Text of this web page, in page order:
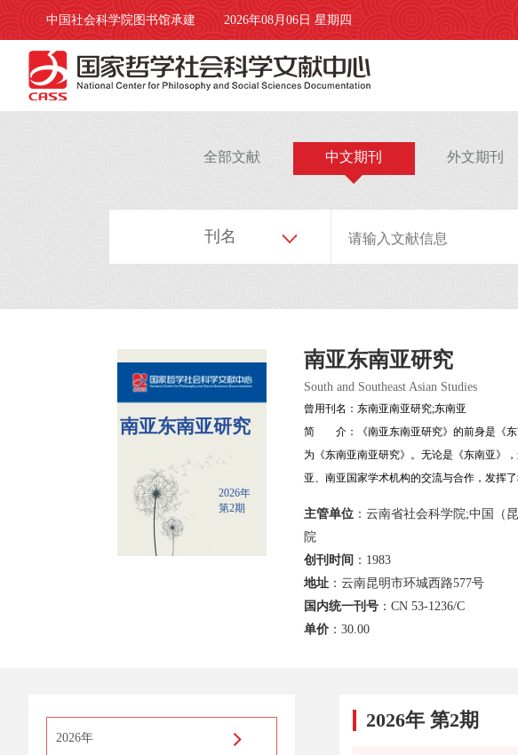
2026年08月06日 星期四
中国社会科学院图书馆承建
全部文献 中文期刊 外文期刊
刊名
南亚东南亚研究
2026年
第2期
南亚东南亚研究
South and Southeast Asian Studies
曾用刊名：东南亚南亚研究;东南亚
简 介：《南亚东南亚研究》的前身是《东
为《东南亚南亚研究》。无论是《东南亚》
亚、南亚国家学术机构的交流与合作，发挥了
主管单位 ：云南省社会科学院;中国（
院
创刊时间 ：1983
地址 ：云南昆明市环城西路577号
国内统一刊号 ：CN 53-1236/C
单价 ： 30.00
2026年
2026年 第2期